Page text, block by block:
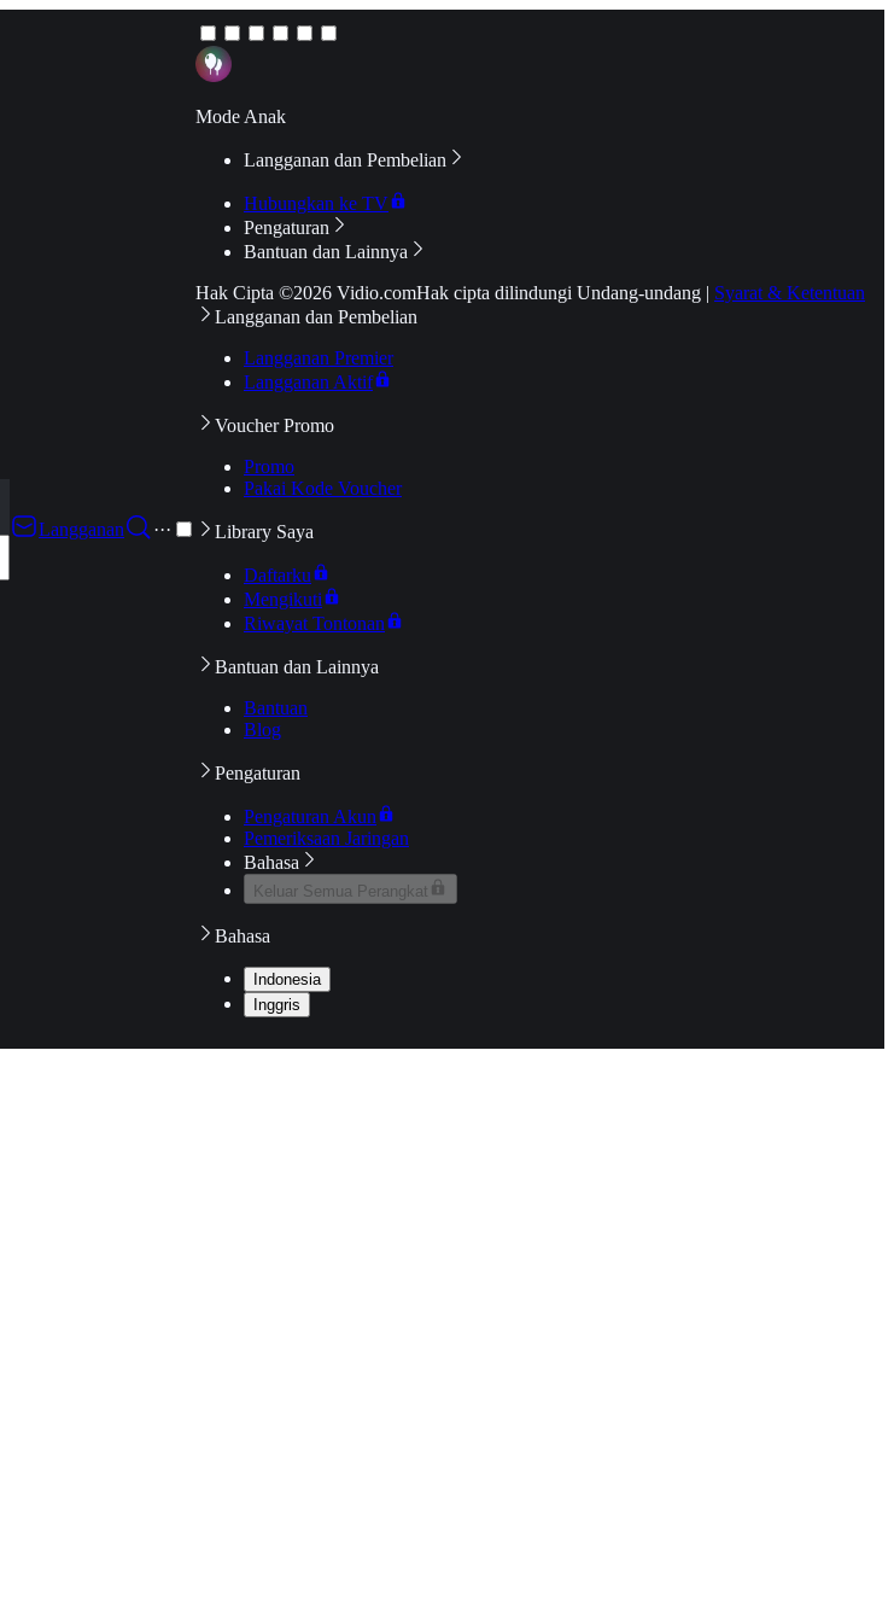
Langganan
···
Mode Anak
Langganan dan Pembelian
Hubungkan ke TV
Pengaturan
Bantuan dan Lainnya
Hak Cipta ©2026 Vidio.comHak cipta dilindungi Undang-undang | Syarat & Ketentuan
Langganan dan Pembelian
Langganan Premier
Langganan Aktif
Voucher Promo
Promo
Pakai Kode Voucher
Library Saya
Daftarku
Mengikuti
Riwayat Tontonan
Bantuan dan Lainnya
Bantuan
Blog
Pengaturan
Pengaturan Akun
Pemeriksaan Jaringan
Bahasa
Keluar Semua Perangkat
Bahasa
Indonesia
Inggris